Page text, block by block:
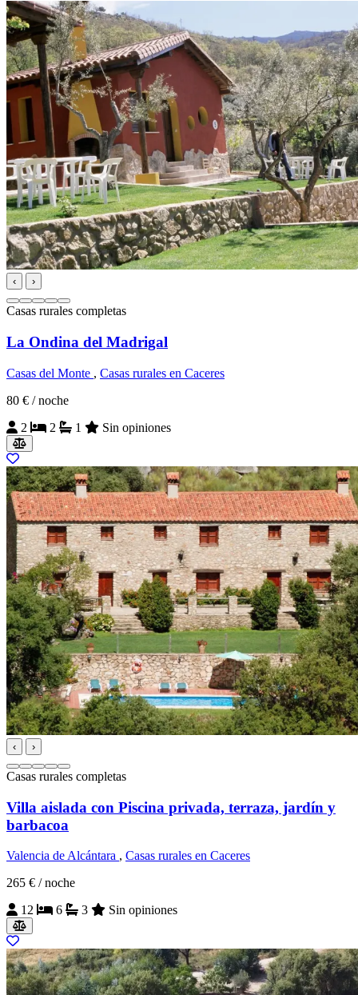
‹ ›
Casas rurales completas
La Ondina del Madrigal
Casas del Monte , Casas rurales en Caceres
80 € / noche
2
2 1 Sin opiniones
‹ ›
Casas rurales completas
Villa aislada con Piscina privada, terraza, jardín y
barbacoa
Valencia de Alcántara , Casas rurales en Caceres
265 € / noche
12
6 3 Sin opiniones